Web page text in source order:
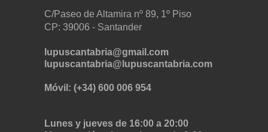
C/Paseo de Altamira nº 89, 1º Piso
CP: 39006 - Santander
lupuscantabria@gmail.com
lupuscantabria@lupuscantabria.com
Móvil: (+34) 600 006 954
Lunes y jueves de 16:00 a 20:00